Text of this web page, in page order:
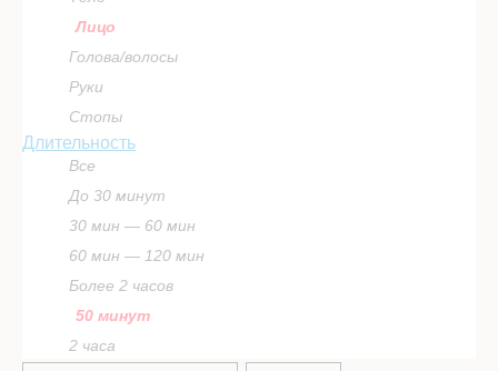
Лицо
Голова/волосы
Руки
Стопы
Длительность
Все
До 30 минут
30 мин — 60 мин
60 мин — 120 мин
Более 2 часов
50 минут
2 часа